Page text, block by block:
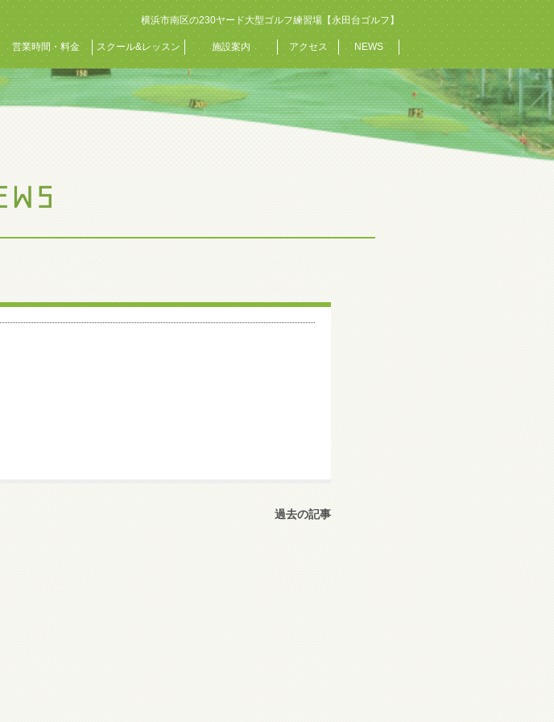
横浜市南区の230ヤード大型ゴルフ練習場【永田台ゴルフ】
営業時間・料金 スクール&レッスン 施設案内 アクセス NEWS
過去の記事